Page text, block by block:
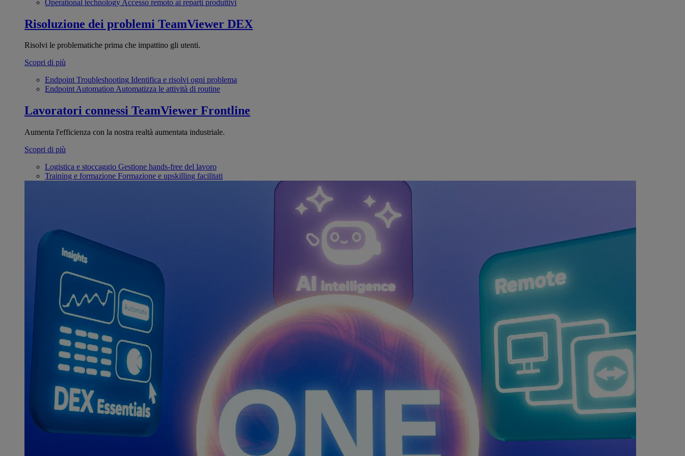
Operational technology Accesso remoto ai reparti produttivi
Risoluzione dei problemi TeamViewer DEX
Risolvi le problematiche prima che impattino gli utenti.
Scopri di più
Endpoint Troubleshooting Identifica e risolvi ogni problema
Endpoint AutomationAutomatizza le attività di routine
Lavoratori connessi TeamViewer Frontline
Aumenta l'efficienza con la nostra realtà aumentata industriale.
Scopri di più
Logistica e stoccaggio Gestione hands-free del lavoro
Training e formazione Formazione e upskilling facilitati